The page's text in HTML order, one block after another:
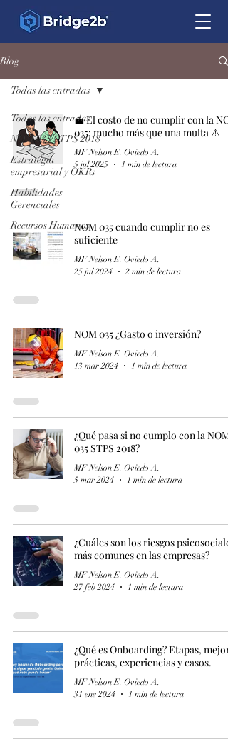
Blog
Todas las entradas
NOM 035 STPS 2018
Estrategia
empresarial y OKRs
Habilidades
Gerenciales
Recursos Humanos
Todas las entradas
💼 El costo de no cumplir con la
035: mucho más que una multa ⚠️
MF Nelson E. Oviedo A.
5 jul 2025
1 min de lectura
NOM 035 cuando cumplir no es
suficiente
MF Nelson E. Oviedo A.
25 jul 2024
2 min de lectura
NOM 035 ¿Gasto o inversión?
MF Nelson E. Oviedo A.
13 mar 2024
1 min de lectura
¿Qué pasa si no cumplo con la NOM
035 STPS 2018?
MF Nelson E. Oviedo A.
5 mar 2024
1 min de lectura
¿Cuáles son los riesgos psicosociales
más comunes en las empresas?
MF Nelson E. Oviedo A.
27 feb 2024
1 min de lectura
¿Qué es Onboarding? Etapas,
prácticas, experiencias y casos.
MF Nelson E. Oviedo A.
31 ene 2024
1 min de lectura